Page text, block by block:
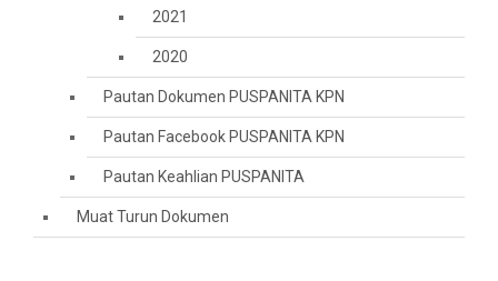
2021
2020
Pautan Dokumen PUSPANITA KPN
Pautan Facebook PUSPANITA KPN
Pautan Keahlian PUSPANITA
Muat Turun Dokumen